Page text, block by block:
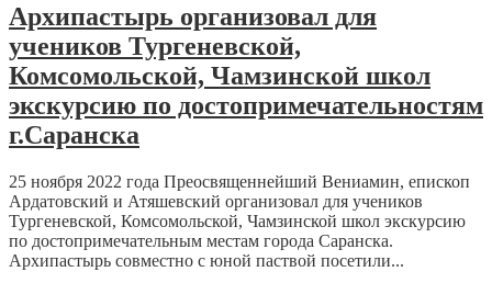
Архипастырь организовал для
учеников Тургеневской,
Комсомольской, Чамзинской школ
экскурсию по достопримечательностям
г.Саранска
25 ноября 2022 года Преосвященнейший Вениамин, епископ
Ардатовский и Атяшевский организовал для учеников
Тургеневской, Комсомольской, Чамзинской школ экскурсию
по достопримечательным местам города Саранска.
Архипастырь совместно с юной паствой посетили...